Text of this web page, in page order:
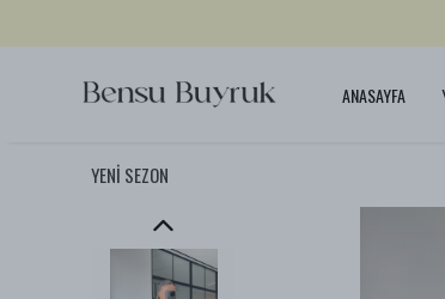
ANASAYFA
YENİ SEZON